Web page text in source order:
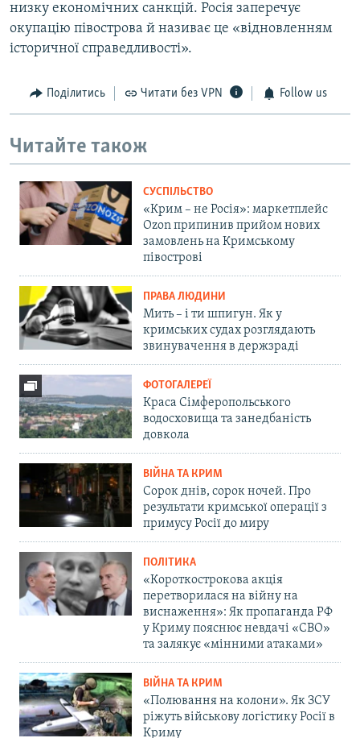
низку економічних санкцій. Росія заперечує
окупацію півострова й називає це «відновленням
історичної справедливості».
Поділитись Читати без VPN Follow us
Читайте також
СУСПІЛЬСТВО
«Крим – не Росія»: маркетплейс
Ozon припинив прийом нових
замовлень на Кримському
півострові
ПРАВА ЛЮДИНИ
Мить – і ти шпигун. Як у
кримських судах розглядають
звинувачення в держзраді
ФОТОГАЛЕРЕЇ
Краса Сімферопольського
водосховища та занедбаність
довкола
ВІЙНА ТА КРИМ
Сорок днів, сорок ночей. Про
результати кримської операції з
примусу Росії до миру
ПОЛІТИКА
«Короткострокова акція
перетворилася на війну на
виснаження»: Як пропаганда РФ
у Криму пояснює невдачі «СВО»
та залякує «мінними атаками»
ВІЙНА ТА КРИМ
«Полювання на колони». Як ЗСУ
ріжуть військову логістику Росії в
Криму